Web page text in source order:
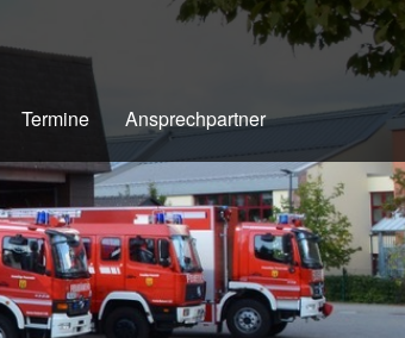
Termine Ansprechpartner